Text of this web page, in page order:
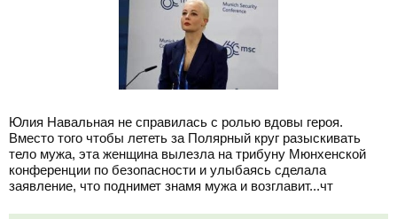
Юлия Навальная не справилась с ролью вдовы героя.
Вместо того чтобы лететь за Полярный круг разыскивать
тело мужа, эта женщина вылезла на трибуну Мюнхенской
конференции по безопасности и улыбаясь сделала
заявление, что поднимет знамя мужа и возглавит...чт